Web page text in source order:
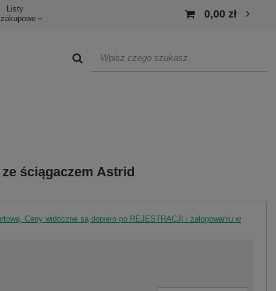
Listy
zakupowe
0,00 zł
ściągaczem Astrid
Ceny widoczne są dopiero po REJESTRACJI i zalogowaniu w